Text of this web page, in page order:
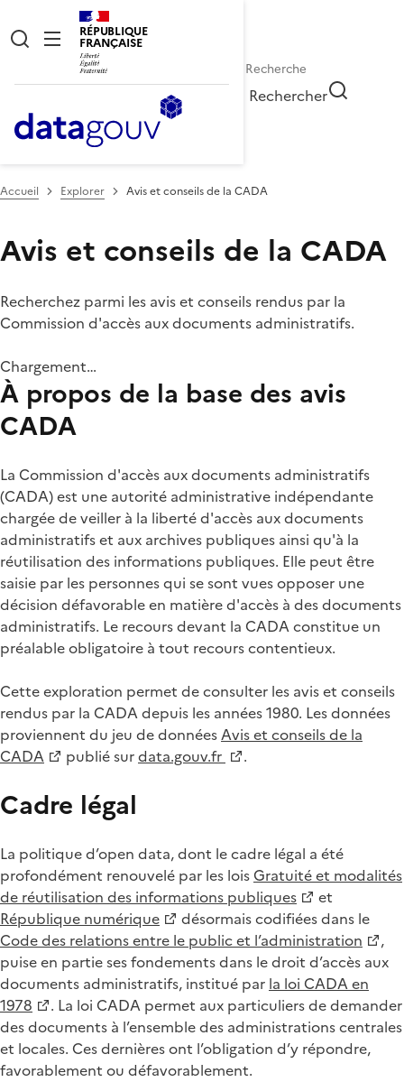
RÉPUBLIQUE
FRANÇAISE
Rechercher
Accueil Explorer Avis et conseils de la CADA
Avis et conseils de la CADA
Recherchez parmi les avis et conseils rendus par la
Commission d'accès aux documents administratifs.
Chargement…
À propos de la base des avis
CADA
La Commission d'accès aux documents administratifs
(CADA) est une autorité administrative indépendante
chargée de veiller à la liberté d'accès aux documents
administratifs et aux archives publiques ainsi qu'à la
réutilisation des informations publiques. Elle peut être
saisie par les personnes qui se sont vues opposer une
décision défavorable en matière d'accès à des documents
administratifs. Le recours devant la CADA constitue un
préalable obligatoire à tout recours contentieux.
Cette exploration permet de consulter les avis et conseils
rendus par la CADA depuis les années 1980. Les données
proviennent du jeu de donnéesAvis et conseils de la
CADA
publié surdata.gouv.fr .
Cadre légal
La politique d’open data, dont le cadre légal a été
profondément renouvelé par les loisGratuité et modalités
de réutilisation des informations publiques
et
République numérique
désormais codifiées dans le
Code des relations entre le public et l’administration
,
puise en partie ses fondements dans le droit d’accès aux
documents administratifs, institué par la loi CADA en
1978
. La loi CADA permet aux particuliers de demander
des documents à l’ensemble des administrations centrales
et locales. Ces dernières ont l’obligation d’y répondre,
favorablement ou défavorablement.